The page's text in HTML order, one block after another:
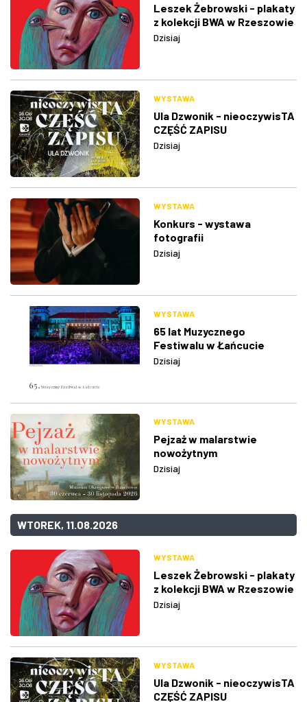
Leszek Żebrowski - plakaty
z kolekcji BWA w Rzeszowie
Dzisiaj
WYSTAWA
Ula Dzwonik - nieoczywisTA
CZĘŚĆ ZAPISU
Dzisiaj
WYSTAWA
Konkurs - wystawa
fotografii
Dzisiaj
WYSTAWA
65 lat Muzycznego
Festiwalu w Łańcucie
Dzisiaj
WYSTAWA
Pejzaż w malarstwie
nowożytnym
Dzisiaj
WTOREK, 11.08.2026
WYSTAWA
Leszek Żebrowski - plakaty
z kolekcji BWA w Rzeszowie
Dzisiaj
WYSTAWA
Ula Dzwonik - nieoczywisTA
CZĘŚĆ ZAPISU